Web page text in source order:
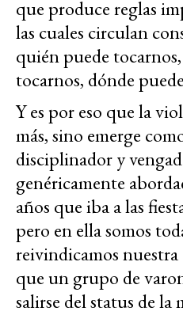
que produce reglas
las cuales circulan
quién puede
tocarnos, dónde
Y es por eso que la
más, sino emerge
disciplinador y
genéricamente
años que iba a las
pero en ella somos
reivindicamos
que un grupo de
salirse del status de